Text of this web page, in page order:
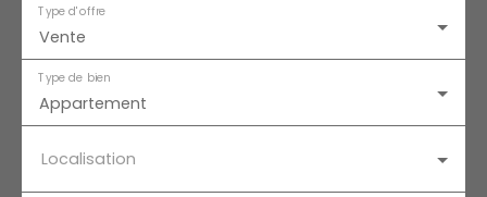
Vente
Type d'offre
Appartement
Type de bien
Localisation